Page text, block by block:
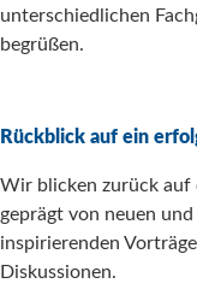
unterschiedlichen
begrüßen.
Rückblick auf ein
Wir blicken zurück auf
geprägt von neuen
inspirierenden
Diskussionen.